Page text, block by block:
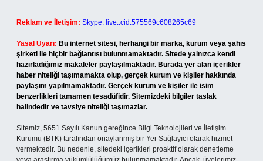
Reklam ve İletişim: Skype: live:.cid.575569c608265c69
Yasal Uyarı: Bu internet sitesi, herhangi bir marka, kurum veya şahıs
şirketi ile hiçbir bağlantısı bulunmamaktadır. Sitede yalnızca kendi
hazırladığımız makaleler paylaşılmaktadır. Burada yer alan içerikler
haber niteliği taşımamakta olup, gerçek kurum ve kişiler hakkında
paylaşım yapılmamaktadır. Gerçek kurum ve kişiler ile isim
benzerlikleri tamamen tesadüfidir. Sitemizdeki bilgiler taslak
halindedir ve tavsiye niteliği taşımazlar.
Sitemiz, 5651 Sayılı Kanun gereğince Bilgi Teknolojileri ve İletişim
Kurumu (BTK) tarafından onaylanmış bir Yer Sağlayıcı olarak hizmet
vermektedir. Bu nedenle, sitedeki içerikleri proaktif olarak denetleme